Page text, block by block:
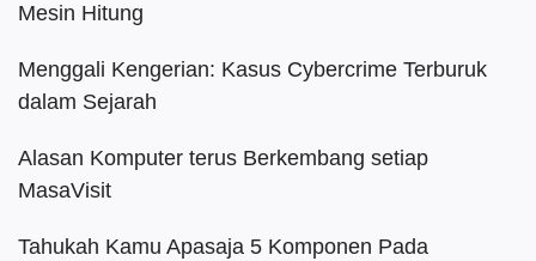
Mesin Hitung
Menggali Kengerian: Kasus Cybercrime Terburuk
dalam Sejarah
Alasan Komputer terus Berkembang setiap
MasaVisit
Tahukah Kamu Apasaja 5 Komponen Pada